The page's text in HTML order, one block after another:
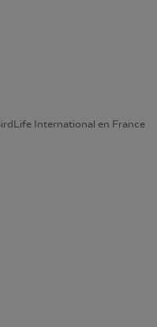
International en France